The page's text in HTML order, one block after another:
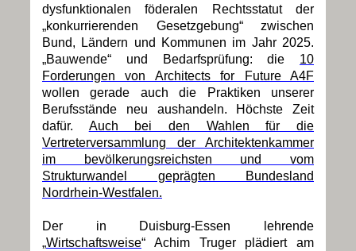
dysfunktionalen föderalen Rechtsstatut der
„konkurrierenden Gesetzgebung“ zwischen
Bund, Ländern und Kommunen im Jahr 2025.
„Bauwende“ und Bedarfsprüfung: die 10
Forderungen von Architects for Future A4F
wollen gerade auch die Praktiken unserer
Berufsstände neu aushandeln. Höchste Zeit
dafür. Auch bei den Wahlen für die
Vertreterversammlung der Architektenkammer
im bevölkerungsreichsten und vom
Strukturwandel geprägten Bundesland
Nordrhein-Westfalen.
Der in Duisburg-Essen lehrende
„Wirtschaftsweise“ Achim Truger plädiert am